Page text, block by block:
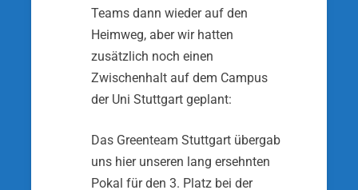
Teams dann wieder auf den
Heimweg, aber wir hatten
zusätzlich noch einen
Zwischenhalt auf dem Campus
der Uni Stutt­gart geplant:
Das Greenteam Stuttgart übergab
uns hier unseren lang ersehnten
Pokal für den 3. Platz bei der